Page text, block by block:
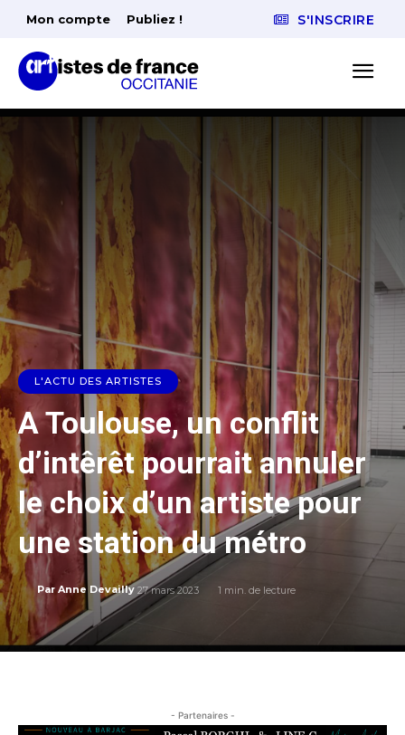
Mon compte Publiez ! S'INSCRIRE
L'ACTU DES ARTISTES
A Toulouse, un conflit
d’intêrêt pourrait annuler
le choix d’un artiste pour
une station du métro
Par Anne Devailly 27 mars 2023 1 min. de lecture
- Partenaires -